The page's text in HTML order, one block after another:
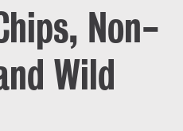
Non-
Wild